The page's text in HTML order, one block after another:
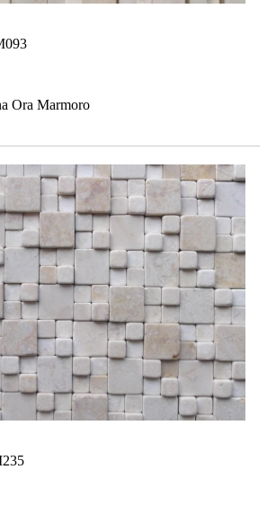
Ora Marmoro